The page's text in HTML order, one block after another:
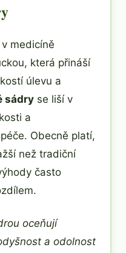
medicíně
která přináší
úlevu a
sádry se liší v
a
Obecně platí,
než tradiční
často
oceňují
a odolnost